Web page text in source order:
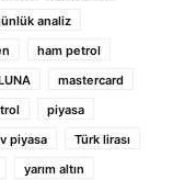
analiz
ham petrol
mastercard
piyasa
piyasa
Türk lirası
yarım altın